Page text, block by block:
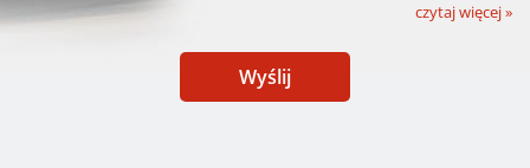
czytaj więcej »
Wyślij